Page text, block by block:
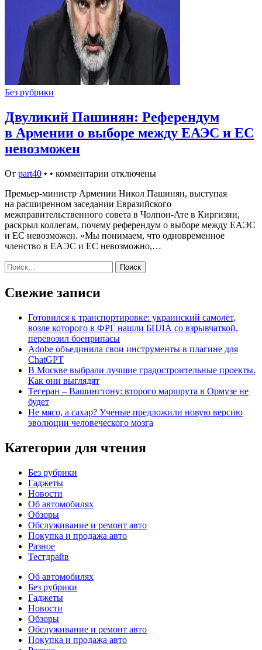
Без рубрики
Двуликий Пашинян: Референдум
в Армении о выборе между ЕАЭС и ЕС
невозможен
От part40 • • комментарии отключены
Премьер-министр Армении Никол Пашинян, выступая
на расширенном заседании Евразийского
межправительственного совета в Чолпон-Ате в Киргизии,
раскрыл коллегам, почему референдум о выборе между ЕАЭС
и ЕС невозможен. «Мы понимаем, что одновременное
членство в ЕАЭС и ЕС невозможно,…
Найти:
Свежие записи
Готовился к транспортировке: украинский самолёт,
возле которого в ФРГ нашли БПЛА со взрывчаткой,
перевозил боеприпасы
Adobe объединила свои инструменты в плагине для
ChatGPT
В Москве выбрали лучшие градостроительные проекты.
Как они выглядят
Тегеран – Вашингтону: второго маршрута в Ормузе не
будет
Не мясо, а сахар? Ученые предложили новую версию
эволюции человеческого мозга
Категории для чтения
Без рубрики
Гаджеты
Новости
Об автомобилях
Обзоры
Обслуживание и ремонт авто
Покупка и продажа авто
Разное
Тестдрайв
Об автомобилях
Без рубрики
Гаджеты
Новости
Обзоры
Обслуживание и ремонт авто
Покупка и продажа авто